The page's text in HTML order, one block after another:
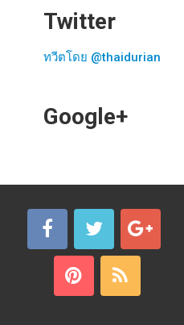
Twitter
ทวีตโดย @thaidurian
Google+